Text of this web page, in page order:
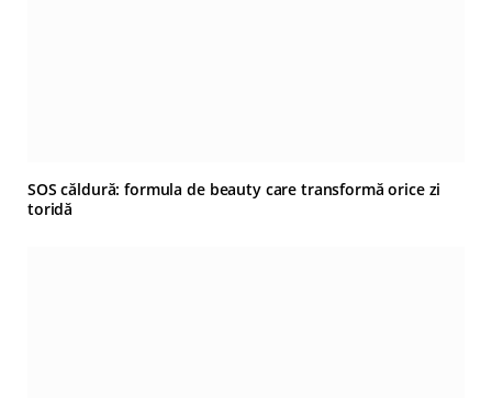
SOS căldură: formula de beauty care transformă orice zi
toridă